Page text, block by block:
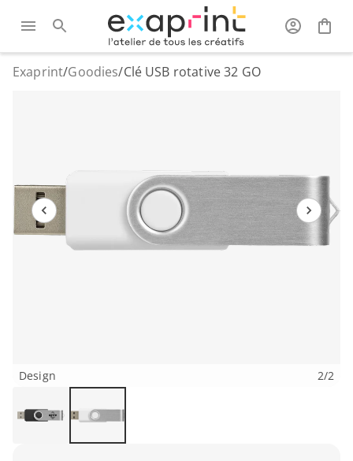
Exaprint/Goodies/Clé USB rotative 32 GO
Design 2/2